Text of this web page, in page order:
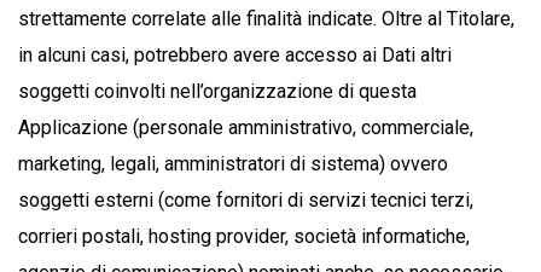
strettamente correlate alle finalità indicate. Oltre al Titolare,
in alcuni casi, potrebbero avere accesso ai Dati altri
soggetti coinvolti nell’organizzazione di questa
Applicazione (personale amministrativo, commerciale,
marketing, legali, amministratori di sistema) ovvero
soggetti esterni (come fornitori di servizi tecnici terzi,
corrieri postali, hosting provider, società informatiche,